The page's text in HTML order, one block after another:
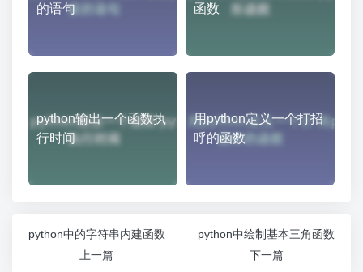
的语句
函数
python输出一个函数执
行时间
用python定义一个打招
呼的函数
python中的字符串内建函数
上一篇
python中绘制基本三角函数
下一篇